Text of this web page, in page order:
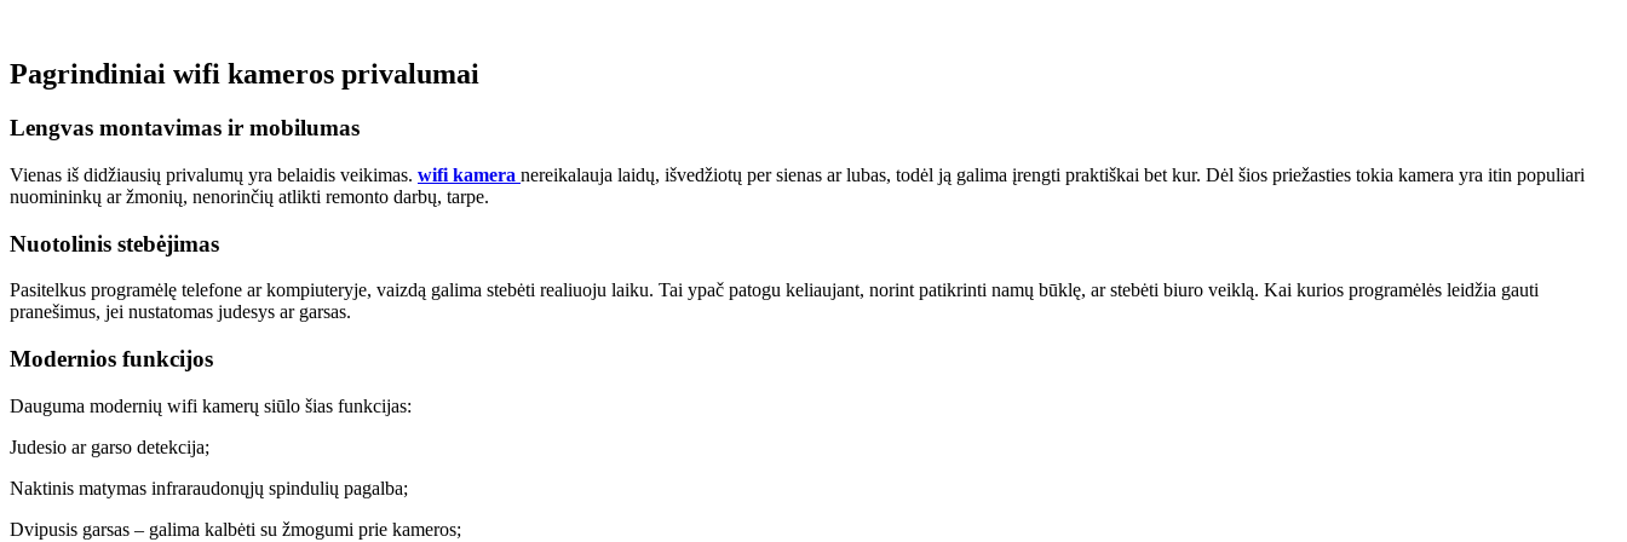
Pagrindiniai wifi kameros privalumai
Lengvas montavimas ir mobilumas
Vienas iš didžiausių privalumų yra belaidis veikimas. wifi kamera nereikalauja laidų, išvedžiotų per sienas ar lubas, todėl ją galima įrengti praktiškai bet kur. Dėl šios priežasties tokia kamera yra itin populiari
nuomininkų ar žmonių, nenorinčių atlikti remonto darbų, tarpe.
Nuotolinis stebėjimas
Pasitelkus programėlę telefone ar kompiuteryje, vaizdą galima stebėti realiuoju laiku. Tai ypač patogu keliaujant, norint patikrinti namų būklę, ar stebėti biuro veiklą. Kai kurios programėlės leidžia gauti
pranešimus, jei nustatomas judesys ar garsas.
Modernios funkcijos
Dauguma modernių wifi kamerų siūlo šias funkcijas:
Judesio ar garso detekcija;
Naktinis matymas infraraudonųjų spindulių pagalba;
Dvipusis garsas – galima kalbėti su žmogumi prie kameros;